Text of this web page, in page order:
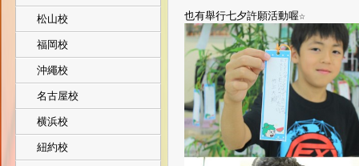
松山校
福岡校
沖繩校
名古屋校
横浜校
紐約校
也有舉行七夕許願活動喔☆